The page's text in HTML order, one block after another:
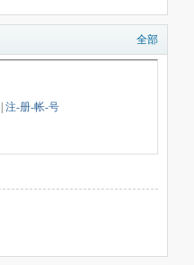
全部
注-册-帐-号